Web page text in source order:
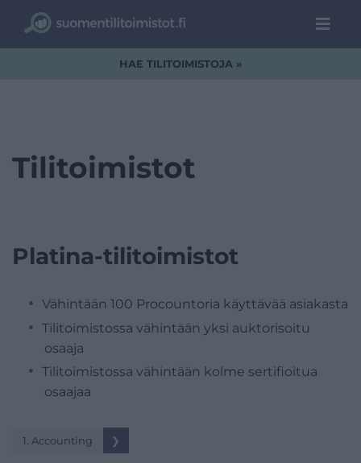
HAE TILITOIMISTOJA »
Tilitoimistot
Platina-tilitoimistot
Vähintään 100 Procountoria käyttävää asiakasta
Tilitoimistossa vähintään yksi auktorisoitu
osaaja
Tilitoimistossa vähintään kolme sertifioitua
osaajaa
1. Accounting ❯